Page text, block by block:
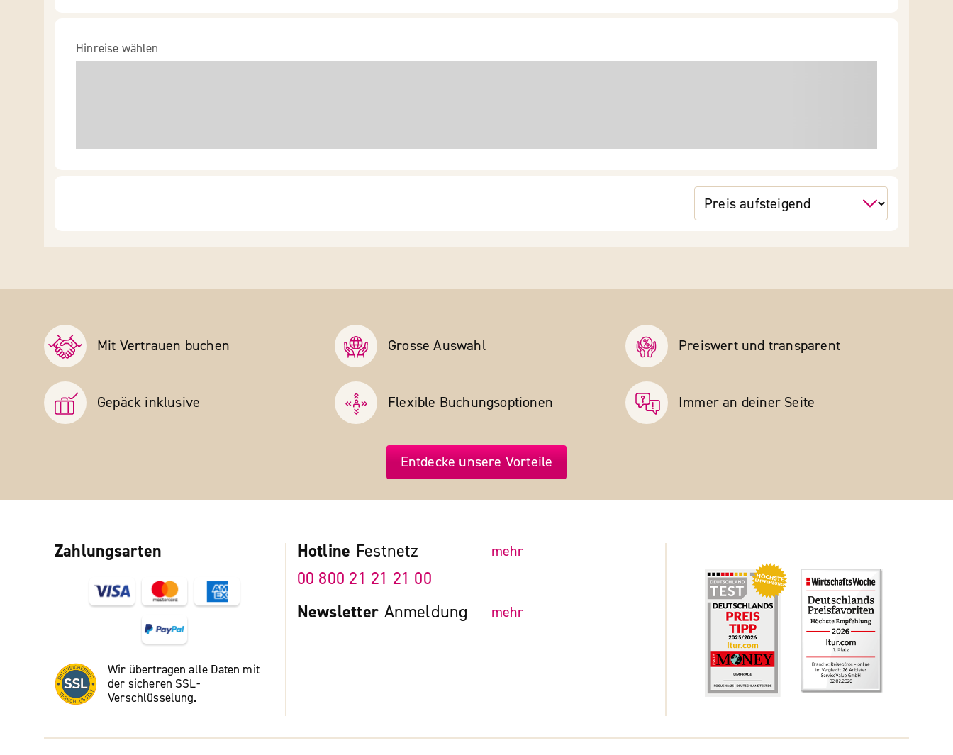
Hinreise wählen
Mit Vertrauen buchen Grosse Auswahl Preiswert und transparent
Gepäck inklusive Flexible Buchungs­optionen Immer an deiner Seite
Entdecke unsere Vorteile
Zahlungsarten
Wir übertragen alle Daten mit
der sicheren SSL-
Verschlüsselung.
Hotline Festnetz mehr
00 800 21 21 21 00
Newsletter Anmeldung mehr